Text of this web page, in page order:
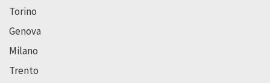
Torino
Genova
Milano
Trento